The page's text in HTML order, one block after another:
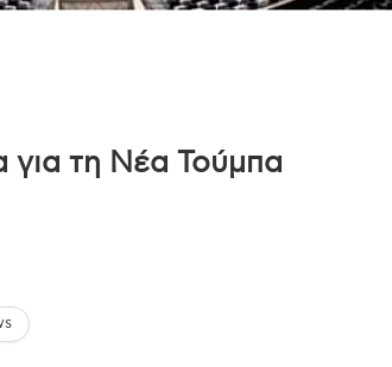
για τη Νέα Τούμπα